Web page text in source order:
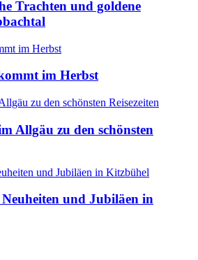
Trachten und goldene
im Herbst
Allgäu zu den schönsten
und Jubiläen in